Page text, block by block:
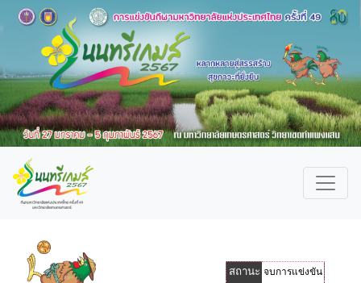
สถานะ จบการแข่งขัน